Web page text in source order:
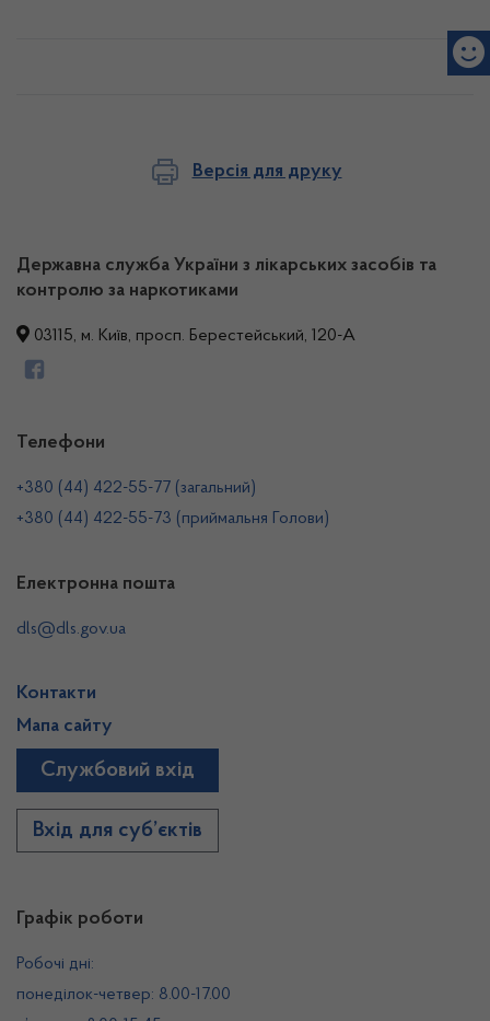
Версія для друку
Державна служба України з лікарських засобів та
контролю за наркотиками
03115, м. Київ, просп. Берестейський, 120-А
Графік роботи
Робочі дні:
понеділок-четвер: 8.00-17.00
Телефони
+380 (44) 422-55-77 (загальний)
+380 (44) 422-55-73 (приймальня Голови)
Електронна пошта
dls@dls.gov.ua
Контакти
Мапа сайту
Службовий вхід
Вхід для суб’єктів